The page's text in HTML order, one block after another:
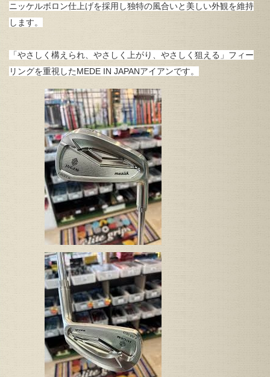
ニッケルボロン仕上げを採用し独特の風合いと美しい外観を維持
します。
「やさしく構えられ、やさしく上がり、やさしく狙える」フィー
リングを重視したMEDE IN JAPANアイアンです。